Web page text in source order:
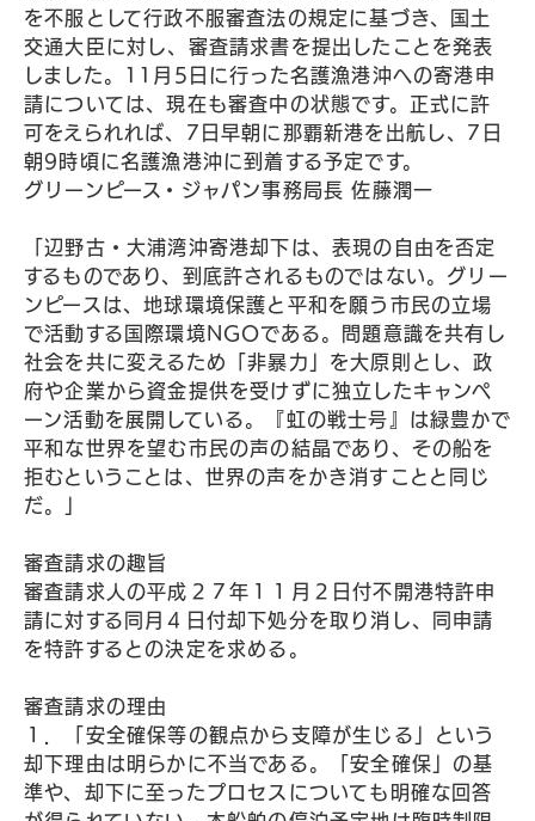
を不服として行政不服審査法の規定に基づき、国土
交通大臣に対し、審査請求書を提出したことを発表
しました。11月5日に行った名護漁港沖への寄港申
請については、現在も審査中の状態です。正式に許
可をえられれば、7日早朝に那覇新港を出航し、7日
朝9時頃に名護漁港沖に到着する予定です。
グリーンピース・ジャパン事務局長 佐藤潤一
「辺野古・大浦湾沖寄港却下は、表現の自由を否定
するものであり、到底許されるものではない。グリー
ンピースは、地球環境保護と平和を願う市民の立場
で活動する国際環境NGOである。問題意識を共有し
社会を共に変えるため「非暴力」を大原則とし、政
府や企業から資金提供を受けずに独立したキャンペ
ーン活動を展開している。『虹の戦士号』は緑豊かで
平和な世界を望む市民の声の結晶であり、その船を
拒むということは、世界の声をかき消すことと同じ
だ。」
審査請求の趣旨
審査請求人の平成２７年１１月２日付不開港特許申
請に対する同月４日付却下処分を取り消し、同申請
を特許するとの決定を求める。
審査請求の理由
１．「安全確保等の観点から支障が生じる」という
却下理由は明らかに不当である。「安全確保」の基
準や、却下に至ったプロセスについても明確な回答